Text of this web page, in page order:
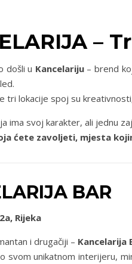
–
došli u Kancelariju– brend
tri lokacije spoj su
ima svoj karakter, ali jednu
ćete zavoljeti, mjesta
BAR
Rijeka
i drugačiji – Kancelarija
svom unikatnom interijeru,